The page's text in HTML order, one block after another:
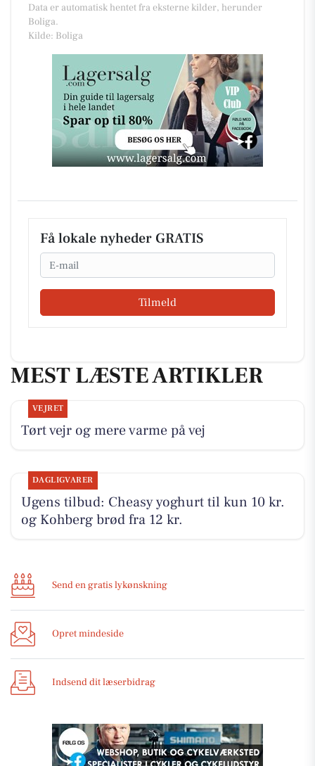
Data er automatisk hentet fra eksterne kilder, herunder
Boliga.
Kilde: Boliga
Få lokale nyheder GRATIS
Email
Tilmeld
MEST LÆSTE ARTIKLER
VEJRET
Tørt vejr og mere varme på vej
DAGLIGVARER
Ugens tilbud: Cheasy yoghurt til kun 10 kr.
og Kohberg brød fra 12 kr.
Send en gratis lykønskning
Opret mindeside
Indsend dit læserbidrag